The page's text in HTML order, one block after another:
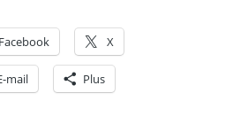
Facebook X
mail Plus